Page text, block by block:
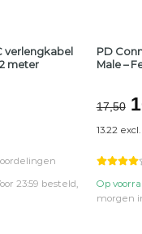
verlengkabel
meter
23:59 besteld,
PD
Male –
17,50
13.22
Op
morgen